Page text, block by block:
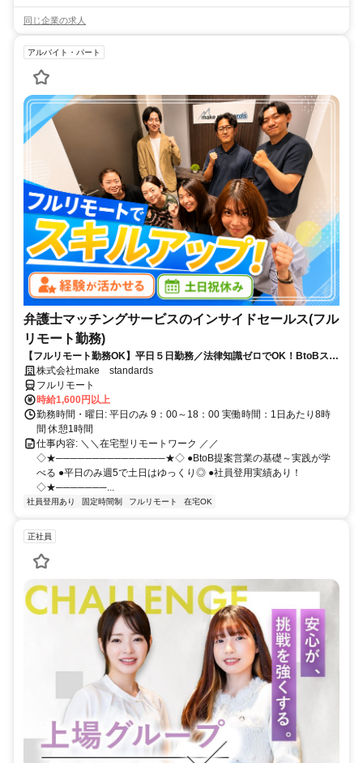
同じ企業の求人
アルバイト・パート
弁護士マッチングサービスのインサイドセールス(フル
リモート勤務)
【フルリモート勤務OK】平日５日勤務／法律知識ゼロでOK！BtoBスキ
ルが身につく営業職
株式会社make standards
フルリモート
時給1,600円以上
勤務時間・曜日: 平日のみ 9：00～18：00 実働時間：1日あたり8時
間 休憩1時間
仕事内容: ＼＼在宅型リモートワーク ／／
◇★───────────────★◇ ●BtoB提案営業の基礎～実践が学
べる ●平日のみ週5で土日はゆっくり◎ ●社員登用実績あり！
◇★───────...
社員登用あり 固定時間制 フルリモート 在宅OK
正社員